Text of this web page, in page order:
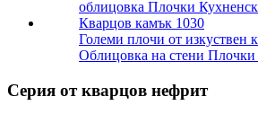
Големи плочи от изкуствен
Облицовка на стени Плочки
Серия от кварцов нефрит